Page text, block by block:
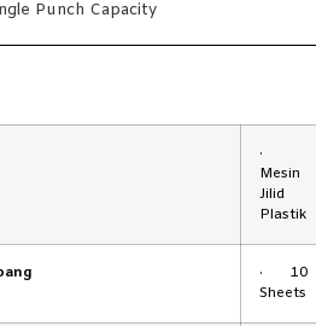
Punch Capacity
·
Mesin
Jilid
Plastik
· 10
Sheets